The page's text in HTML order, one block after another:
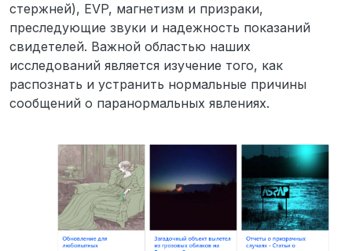
стержней), EVP, магнетизм и призраки,
преследующие звуки и надежность показаний
свидетелей. Важной областью наших
исследований является изучение того, как
распознать и устранить нормальные причины
сообщений о паранормальных явлениях.